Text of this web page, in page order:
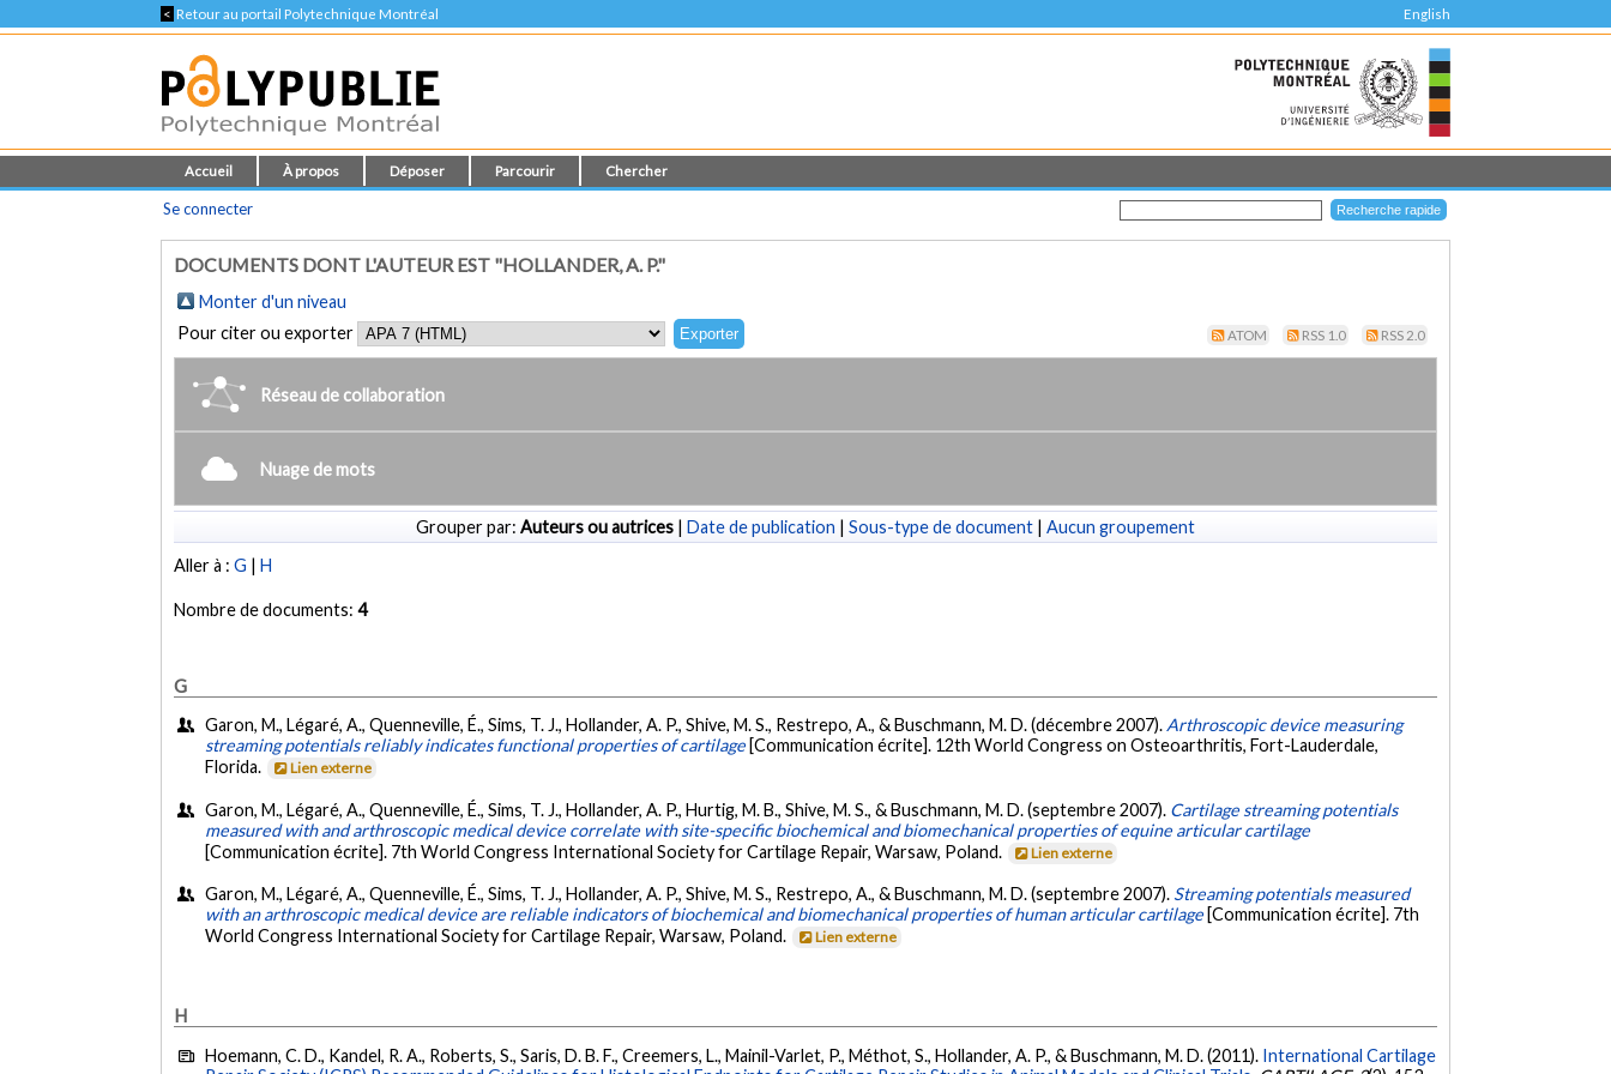
< Retour au portail Polytechnique Montréal English
Accueil À propos Déposer Parcourir Chercher
Se connecter
DOCUMENTS DONT L'AUTEUR EST "HOLLANDER, A. P."
Monter d'un niveau
Pour citer ou exporter
ATOM RSS 1.0 RSS 2.0
Réseau de collaboration
Nuage de mots
Grouper par: Auteurs ou autrices | Date de publication | Sous-type de document | Aucun groupement
Aller à :G |H
Nombre de documents:4
G
Garon, M., Légaré, A., Quenneville, É., Sims, T. J., Hollander, A. P., Shive, M. S., Restrepo, A., & Buschmann, M. D. (décembre 2007). Arthroscopic device measuring
streaming potentials reliably indicates functional properties of cartilage [Communication écrite]. 12th World Congress on Osteoarthritis, Fort-Lauderdale,
Florida.
Lien externe
Garon, M., Légaré, A., Quenneville, É., Sims, T. J., Hollander, A. P., Hurtig, M. B., Shive, M. S., & Buschmann, M. D. (septembre 2007). Cartilage streaming potentials
measured with and arthroscopic medical device correlate with site-specific biochemical and biomechanical properties of equine articular cartilage
[Communication écrite]. 7th World Congress International Society for Cartilage Repair, Warsaw, Poland.
Lien externe
Garon, M., Légaré, A., Quenneville, É., Sims, T. J., Hollander, A. P., Shive, M. S., Restrepo, A., & Buschmann, M. D. (septembre 2007). Streaming potentials measured
with an arthroscopic medical device are reliable indicators of biochemical and biomechanical properties of human articular cartilage [Communication écrite]. 7th
World Congress International Society for Cartilage Repair, Warsaw, Poland.
Lien externe
H
Hoemann, C. D., Kandel, R. A., Roberts, S., Saris, D. B. F., Creemers, L., Mainil-Varlet, P., Méthot, S., Hollander, A. P., & Buschmann, M. D. (2011). International Cartilage